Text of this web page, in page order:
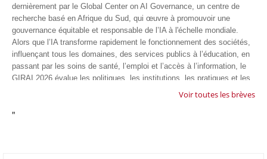
dernièrement par le Global Center on AI Governance, un centre de
recherche basé en Afrique du Sud, qui œuvre à promouvoir une
gouvernance équitable et responsable de l’IA à l'échelle mondiale.
Alors que l’IA transforme rapidement le fonctionnement des sociétés,
influençant tous les domaines, des services publics à l’éducation, en
passant par les soins de santé, l’emploi et l’accès à l’information, le
GIRAI 2026 évalue les politiques, les institutions, les pratiques et les
conditions générales de gouvernance qui favorisent un déploiement
technologie.
Voir toutes les brèves
"